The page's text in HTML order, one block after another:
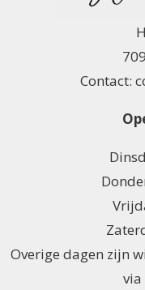
Contact:
Overige dagen zijn
via